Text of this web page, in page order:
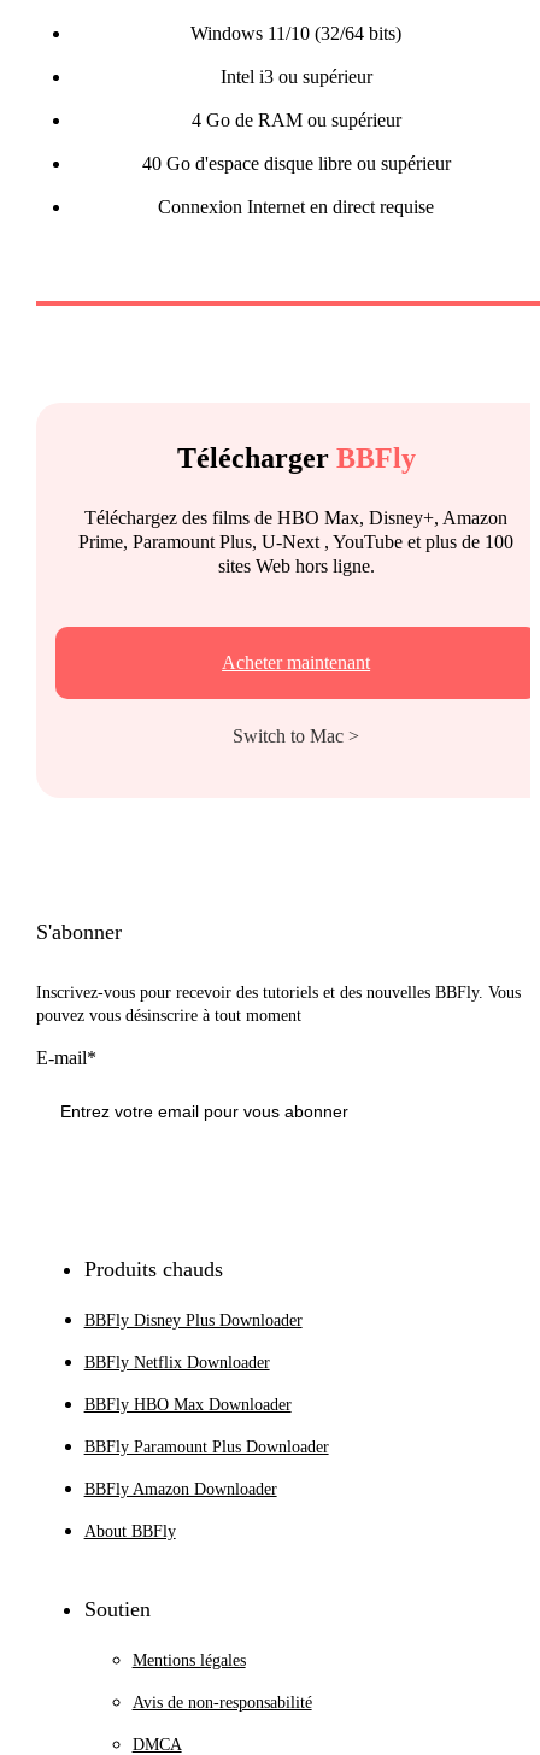
Windows 11/10 (32/64 bits)
Intel i3 ou supérieur
4 Go de RAM ou supérieur
40 Go d'espace disque libre ou supérieur
Connexion Internet en direct requise
Télécharger BBFly
Téléchargez des films de HBO Max, Disney+, Amazon
Prime, Paramount Plus, U-Next , YouTube et plus de 100
sites Web hors ligne.
Acheter maintenant
Switch to Mac >
S'abonner
Inscrivez-vous pour recevoir des tutoriels et des nouvelles BBFly. Vous
pouvez vous désinscrire à tout moment
E-mail*
Produits chauds
BBFly Disney Plus Downloader
BBFly Netflix Downloader
BBFly HBO Max Downloader
BBFly Paramount Plus Downloader
BBFly Amazon Downloader
About BBFly
Soutien
Mentions légales
Avis de non-responsabilité
DMCA